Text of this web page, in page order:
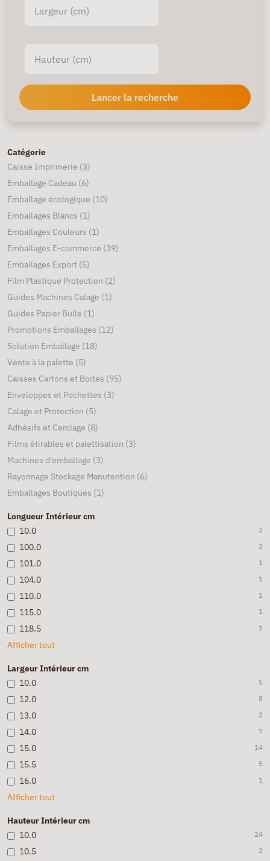
Lancer la recherche
Catégorie
Caisse Imprimerie (3)
Emballage Cadeau (6)
Emballage écologique (10)
Emballages Blancs (1)
Emballages Couleurs (1)
Emballages E-commerce (39)
Emballages Export (5)
Film Plastique Protection (2)
Guides Machines Calage (1)
Guides Papier Bulle (1)
Promotions Emballages (12)
Solution Emballage (18)
Vente à la palette (5)
Caisses Cartons et Boites (95)
Enveloppes et Pochettes (3)
Calage et Protection (5)
Adhésifs et Cerclage (8)
Films étirables et palettisation (3)
Machines d'emballage (3)
Rayonnage Stockage Manutention (6)
Emballages Boutiques (1)
Longueur Intérieur cm
10.0
3
100.0 3
101.0 1
104.0 1
110.0 1
115.0 1
118.5 1
Afficher tout
Largeur Intérieur cm
10.0
5
12.0 8
13.0 2
14.0 7
15.0 14
15.5 5
16.0 1
Afficher tout
Hauteur Intérieur cm
10.0
24
10.5 2